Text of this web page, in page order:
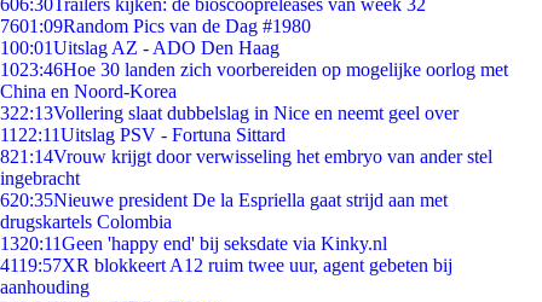
606:30Trailers kijken: de bioscoopreleases van week 32
7601:09Random Pics van de Dag #1980
100:01Uitslag AZ - ADO Den Haag
1023:46Hoe 30 landen zich voorbereiden op mogelijke oorlog met
China en Noord-Korea
322:13Vollering slaat dubbelslag in Nice en neemt geel over
11 22:11Uitslag PSV - Fortuna Sittard
821:14Vrouw krijgt door verwisseling het embryo van ander stel
ingebracht
620:35Nieuwe president De la Espriella gaat strijd aan met
drugskartels Colombia
1320:11Geen 'happy end' bij seksdate via Kinky.nl
4119:57XR blokkeert A12 ruim twee uur, agent gebeten bij
aanhouding